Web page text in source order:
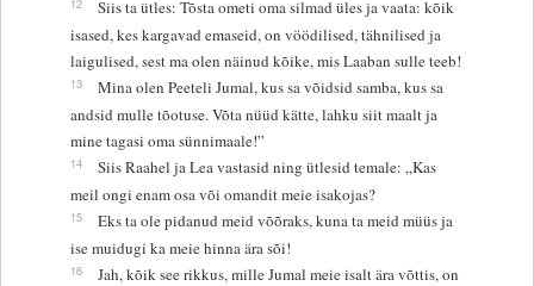
Siis ta ütles: Tõsta ometi oma silmad üles ja vaata: kõik
isased, kes kargavad emaseid, on vöödilised, tähnilised ja
laigulised, sest ma olen näinud kõike, mis Laaban sulle teeb!
13
Mina olen Peeteli Jumal, kus sa võidsid samba, kus sa
andsid mulle tõotuse. Võta nüüd kätte, lahku siit maalt ja
mine tagasi oma sünnimaale!”
14
Siis Raahel ja Lea vastasid ning ütlesid temale: „Kas
meil ongi enam osa või omandit meie isakojas?
15
Eks ta ole pidanud meid võõraks, kuna ta meid müüs ja
ise muidugi ka meie hinna ära sõi!
16
Jah, kõik see rikkus, mille Jumal meie isalt ära võttis, on